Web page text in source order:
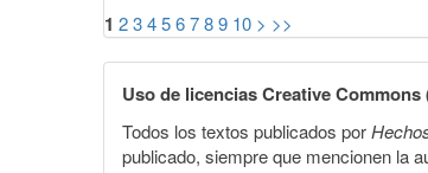
1 23456789 10 > >>
Uso de licencias Creative Commons
Todos los textos publicados por
publicado, siempre que mencionen la